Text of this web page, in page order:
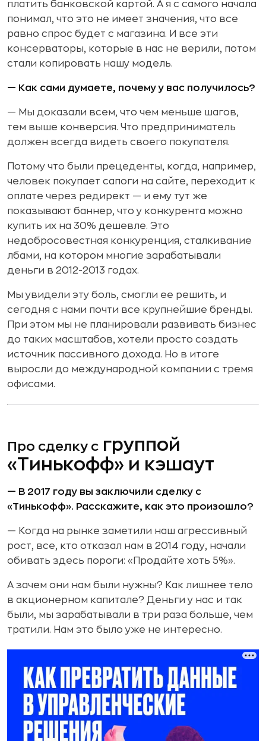
платить банковской картой. А я с самого начала
понимал, что это не имеет значения, что все
равно спрос будет с магазина. И все эти
консерваторы, которые в нас не верили, потом
стали копировать нашу модель.
— Как сами думаете, почему у вас получилось?
— Мы доказали всем, что чем меньше шагов,
тем выше конверсия. Что предприниматель
должен всегда видеть своего покупателя.
Потому что были прецеденты, когда, например,
человек покупает сапоги на сайте, переходит к
оплате через редирект — и ему тут же
показывают баннер, что у конкурента можно
купить их на 30% дешевле. Это
недобросовестная конкуренция, сталкивание
лбами, на котором многие зарабатывали
деньги в 2012-2013 годах.
Мы увидели эту боль, смогли ее решить, и
сегодня с нами почти все крупнейшие бренды.
При этом мы не планировали развивать бизнес
до таких масштабов, хотели просто создать
источник пассивного дохода. Но в итоге
выросли до международной компании с тремя
офисами.
Про сделку с группой
«Тинькофф» и кэшаут
— В 2017 году вы заключили сделку с
«Тинькофф». Расскажите, как это произошло?
— Когда на рынке заметили наш агрессивный
рост, все, кто отказал нам в 2014 году, начали
обивать здесь пороги: «Продайте хоть 5%».
А зачем они нам были нужны? Как лишнее тело
в акционерном капитале? Деньги у нас и так
были, мы зарабатывали в три раза больше, чем
тратили. Нам это было уже не интересно.